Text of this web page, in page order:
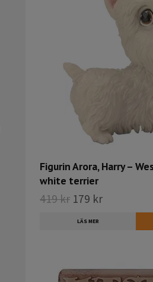
Figurin Arora, Harry –
white terrier
419 kr 179 kr
LÄS MER